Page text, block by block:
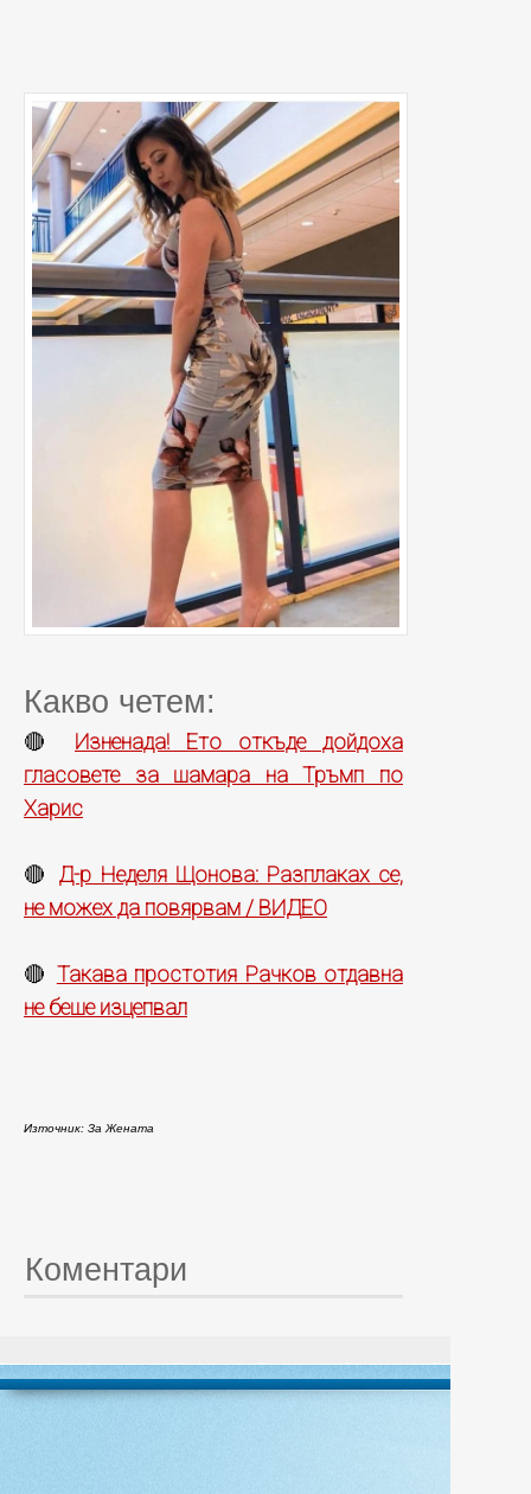
Какво четем:
🔴 Изненада! Ето откъде дойдоха
гласовете за шамара на Тръмп по
Харис
🔴 Д-р Неделя Щонова: Разплаках се,
не можех да повярвам / ВИДЕО
🔴 Такава простотия Рачков отдавна
не беше изцепвал
Източник: За Жената
Коментари